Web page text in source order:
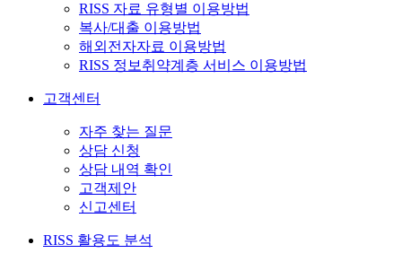
RISS 자료 유형별 이용방법
복사/대출 이용방법
해외전자자료 이용방법
RISS 정보취약계층 서비스 이용방법
고객센터
자주 찾는 질문
상담 신청
상담 내역 확인
고객제안
신고센터
RISS 활용도 분석